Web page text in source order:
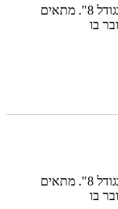
שרשור (תעלת איוורור) מבודד למערכות איוורור בגודל 8". מתאים
בו
שרשור (תעלת איוורור) מבודד למערכות איוורור בגודל 8". מתאים
בו